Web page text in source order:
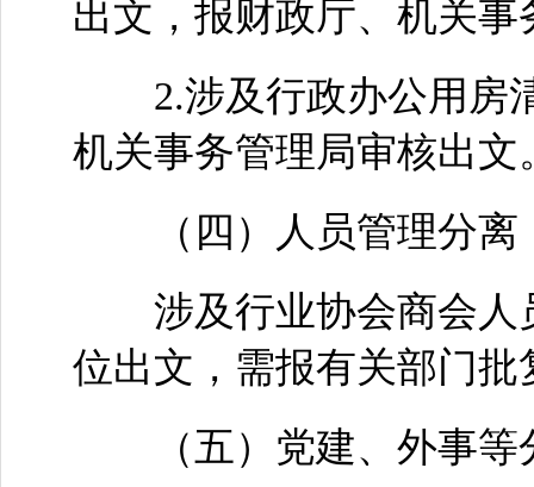
出文，报财政厅、机关
2.涉及行政办公用房清
机关事务管理局审核出文
（四）人员管理分离
涉及行业协会商会人
位出文，需报有关部门
（五）党建、外事等